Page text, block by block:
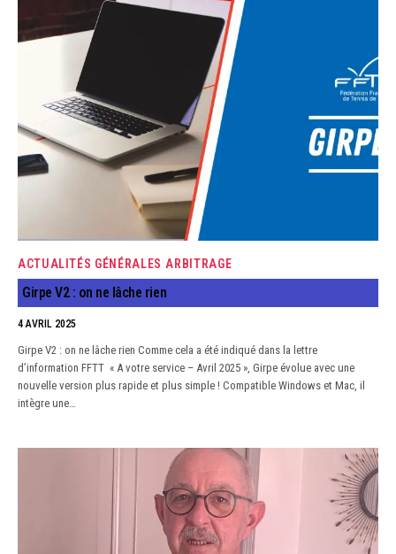
ACTUALITÉS GÉNÉRALES ARBITRAGE
Girpe V2 : on ne lâche rien
4 AVRIL 2025
Girpe V2 : on ne lâche rien Comme cela a été indiqué dans la lettre
d’information FFTT « A votre service – Avril 2025 », Girpe évolue avec une
nouvelle version plus rapide et plus simple ! Compatible Windows et Mac, il
intègre une…